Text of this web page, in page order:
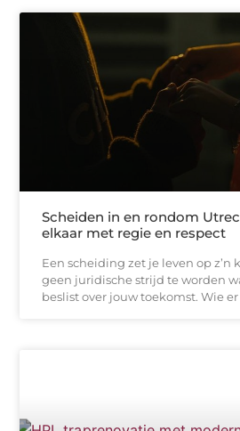
Scheiden in en rondom
elkaar met regie en respect
Een scheiding zet je leven op z’n
geen juridische strijd te worden
beslist over jouw toekomst. Wie er